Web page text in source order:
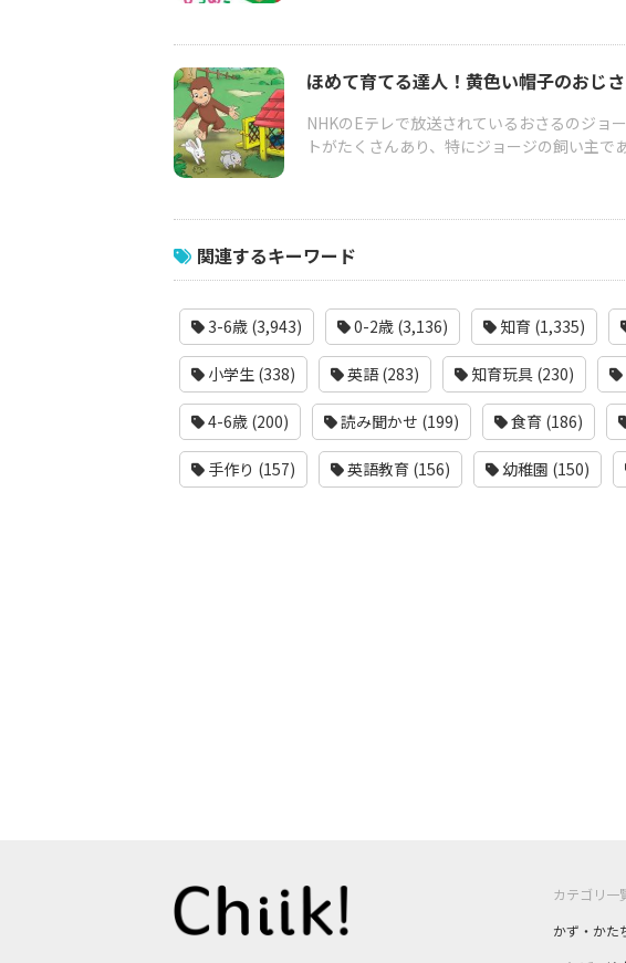
ほめて育てる達人！黄色い帽子のおじ
NHKのEテレで放送されているおさるのジョ
トがたくさんあり、特にジョージの飼い主で
関連するキーワード
3-6歳 (3,943) 0-2歳 (3,136) 知育 (1,335)
小学生 (338) 英語 (283) 知育玩具 (230)
4-6歳 (200) 読み聞かせ (199) 食育 (186)
手作り (157) 英語教育 (156) 幼稚園 (150)
カテゴリ一
かず・かた